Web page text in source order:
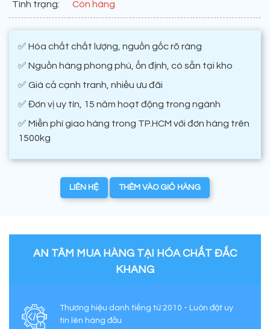
Tình trạng: Còn hàng
✅ Hóa chất chất lượng, nguồn gốc rõ ràng
✅ Nguồn hàng phong phú, ổn định, có sẵn tại kho
✅ Giá cả cạnh tranh, nhiều ưu đãi
✅ Đơn vị uy tín, 15 năm hoạt động trong ngành
✅ Miễn phí giao hàng trong TP.HCM với đơn hàng trên
1500kg
LIÊN HỆ THÊM VÀO GIỎ HÀNG
AN TÂM MUA HÀNG TẠI HÓA CHẤT ĐẮC
KHANG
Thương hiệu danh tiếng từ 2010 - Luôn đặt uy
tín lên hàng đầu